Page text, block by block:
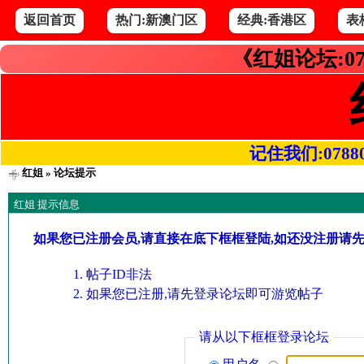
返回首页 热门:新澳门区 经典:香港区 表
《红姐论坛
记住我们
红姐» 论坛提示
红姐 提示信息
如果您已注册会员,请直接在底下框框登陆,如还没注册请
帖子ID非法
如果您已注册,请先登录论坛即可游览帖子
请从以下框框登录论坛